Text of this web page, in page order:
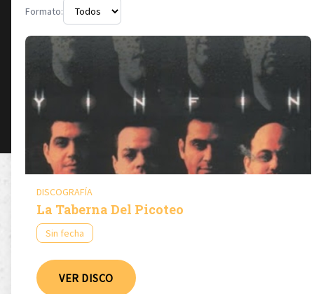
Formato:
DISCOGRAFÍA
La Taberna Del Picoteo
Sin fecha
VER DISCO